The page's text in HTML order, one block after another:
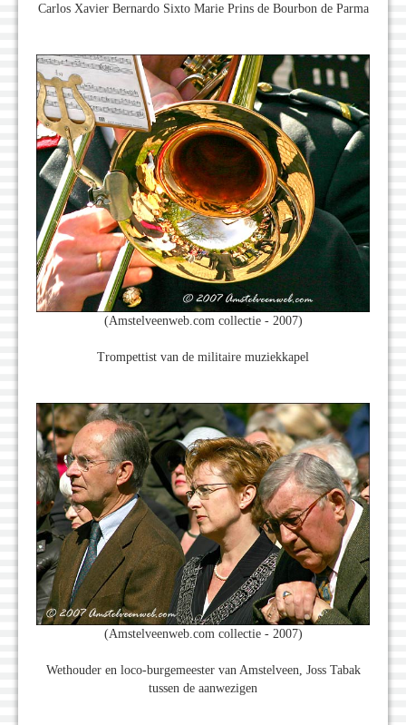
Carlos Xavier Bernardo Sixto Marie Prins de Bourbon de Parma
(Amstelveenweb.com collectie - 2007)
Trompettist van de militaire muziekkapel
(Amstelveenweb.com collectie - 2007)
Wethouder en loco-burgemeester van Amstelveen, Joss Tabak
tussen de aanwezigen